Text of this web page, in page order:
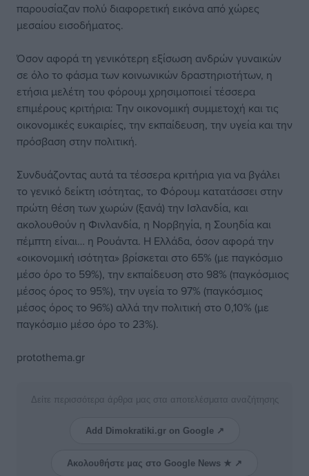
παρουσίαζαν πολύ διαφορετική εικόνα από χώρες
μεσαίου εισοδήματος.
Όσον αφορά τη γενικότερη εξίσωση ανδρών γυναικών
σε όλο το φάσμα των κοινωνικών δραστηριοτήτων, η
ετήσια μελέτη του φόρουμ χρησιμοποιεί τέσσερα
επιμέρους κριτήρια: Την οικονομική συμμετοχή και τις
οικονομικές ευκαιρίες, την εκπαίδευση, την υγεία και την
πρόσβαση στην πολιτική.
Συνδυάζοντας αυτά τα τέσσερα κριτήρια για να βγάλει
το γενικό δείκτη ισότητας, το Φόρουμ κατατάσσει στην
πρώτη θέση των χωρών (ξανά) την Ισλανδία, και
ακολουθούν η Φινλανδία, η Νορβηγία, η Σουηδία και
πέμπτη είναι… η Ρουάντα. Η Ελλάδα, όσον αφορά την
«οικονομική ισότητα» βρίσκεται στο 65% (με παγκόσμιο
μέσο όρο το 59%), την εκπαίδευση στο 98% (παγκόσμιος
μέσος όρος το 95%), την υγεία το 97% (παγκόσμιος
μέσος όρος το 96%) αλλά την πολιτική στο 0,10% (με
παγκόσμιο μέσο όρο το 23%).
protothema.gr
Δείτε περισσότερα άρθρα μας στα αποτελέσματα αναζήτησης
Add Dimokratiki.gr on Google ↗
Ακολουθήστε μας στο Google News ★ ↗